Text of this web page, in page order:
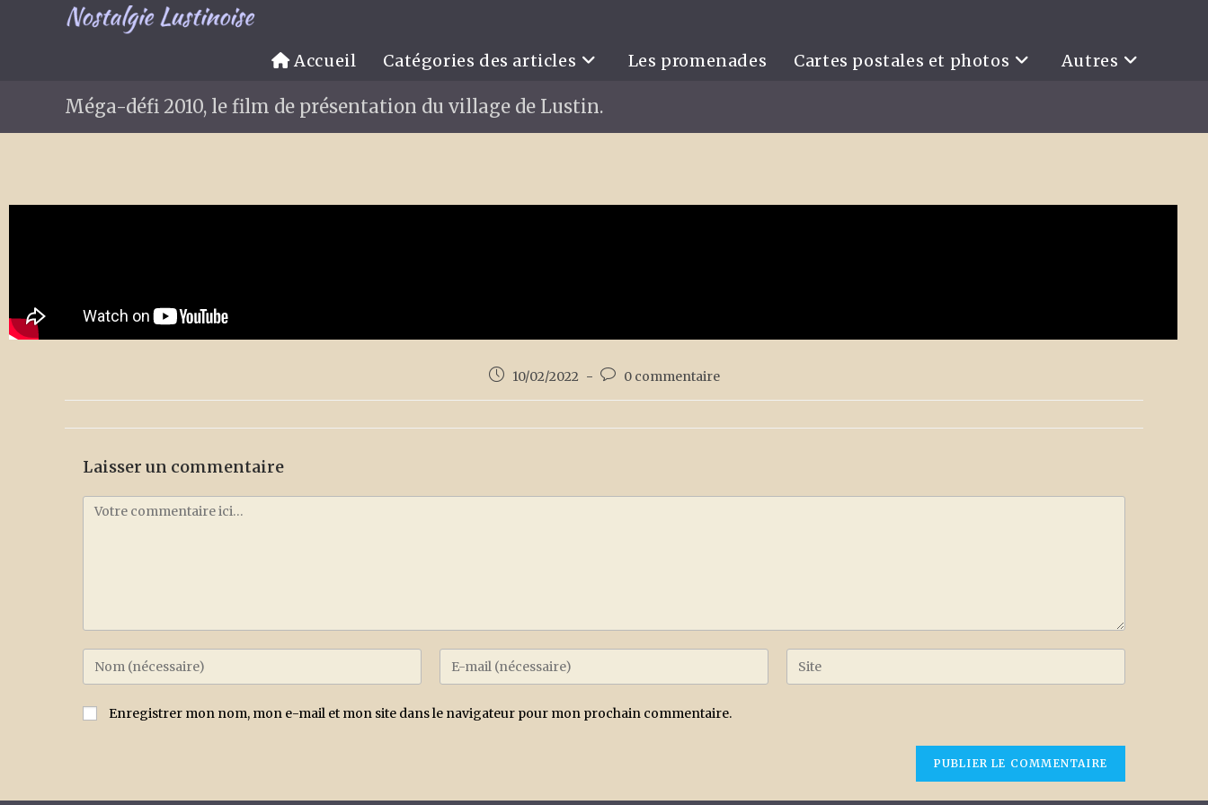
Accueil Catégories des articles Les promenades Cartes postales et photos Autres
Méga-défi 2010, le film de présentation du village de Lustin.
10/02/2022 0 commentaire
Laisser un commentaire
Enregistrer mon nom, mon e-mail et mon site dans le navigateur pour mon prochain commentaire.